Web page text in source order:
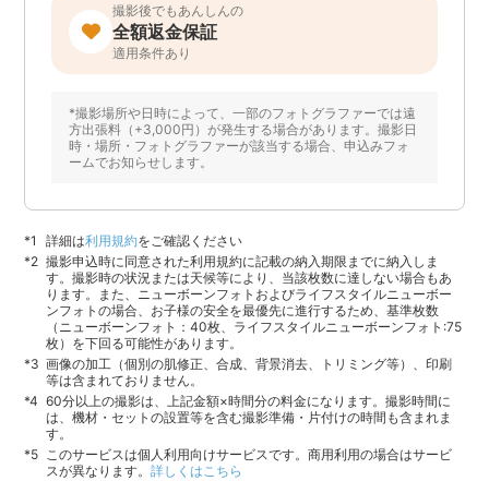
撮影後でもあんしんの
全額返金保証
適用条件あり
*撮影場所や日時によって、一部のフォトグラファーでは遠
方出張料（+3,000円）が発生する場合があります。撮影日
時・場所・フォトグラファーが該当する場合、申込みフォ
ームでお知らせします。
詳細は利用規約をご確認ください
撮影申込時に同意された利用規約に記載の納入期限までに納入しま
す。撮影時の状況または天候等により、当該枚数に達しない場合もあ
ります。また、ニューボーンフォトおよびライフスタイルニューボー
ンフォトの場合、お子様の安全を最優先に進行するため、基準枚数
（ニューボーンフォト：40枚、ライフスタイルニューボーンフォト:75
枚）を下回る可能性があります。
画像の加工（個別の肌修正、合成、背景消去、トリミング等）、印刷
等は含まれておりません。
60分以上の撮影は、上記金額×時間分の料金になります。撮影時間に
は、機材・セットの設置等を含む撮影準備・片付けの時間も含まれま
す。
このサービスは個人利用向けサービスです。商用利用の場合はサービ
スが異なります。詳しくはこちら